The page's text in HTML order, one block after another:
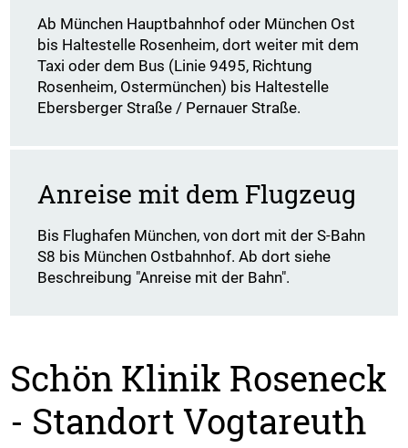
Ab München Hauptbahnhof oder München Ost
bis Haltestelle Rosenheim, dort weiter mit dem
Taxi oder dem Bus (Linie 9495, Richtung
Rosenheim, Ostermünchen) bis Haltestelle
Ebersberger Straße / Pernauer Straße.
Anreise mit dem Flugzeug
Bis Flughafen München, von dort mit der S-Bahn
S8 bis München Ostbahnhof. Ab dort siehe
Beschreibung "Anreise mit der Bahn".
Schön Klinik Roseneck
- Standort Vogtareuth